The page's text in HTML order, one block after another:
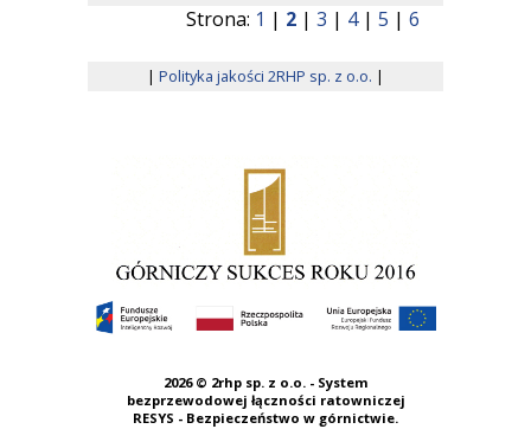
Strona: 1 | 2 | 3 | 4| 5 | 6
| Polityka jakości 2RHP sp. z o.o. |
2026 © 2rhp sp. z o.o. - System
bezprzewodowej łączności ratowniczej
RESYS - Bezpieczeństwo w górnictwie.